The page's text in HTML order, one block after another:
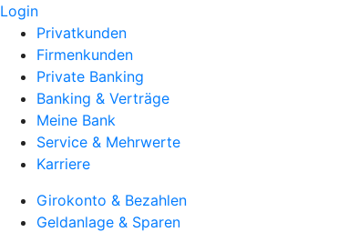
Login
Privatkunden
Firmenkunden
Private Banking
Banking & Verträge
Meine Bank
Service & Mehrwerte
Karriere
Girokonto & Bezahlen
Geldanlage & Sparen